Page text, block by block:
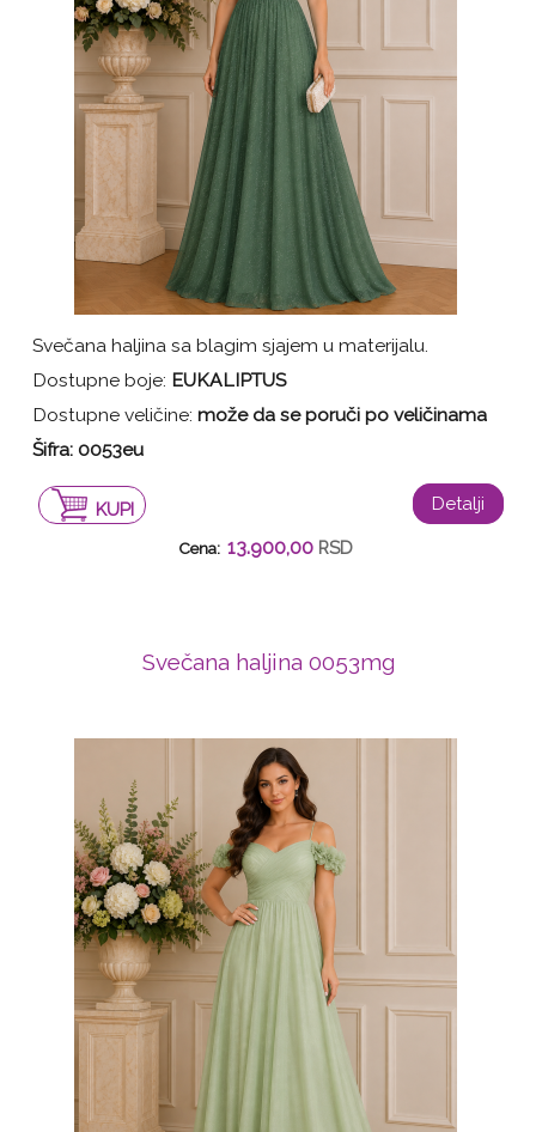
Svečana haljina sa blagim sjajem u materijalu.
Dostupne boje: EUKALIPTUS
Dostupne veličine: može da se poruči po veličinama
Šifra: 0053eu
KUPI Detalji
Cena: 13.900,00 RSD
Svečana haljina 0053mg